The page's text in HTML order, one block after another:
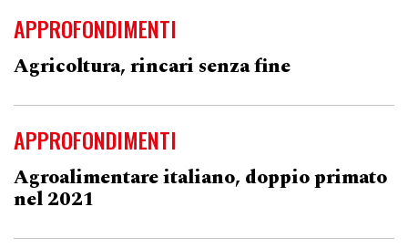
APPROFONDIMENTI
Agricoltura, rincari senza fine
APPROFONDIMENTI
Agroalimentare italiano, doppio primato
nel 2021